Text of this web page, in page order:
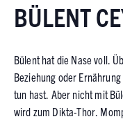
BÜLENT
Bülent hat die Nase voll.
Beziehung oder
tun hast. Aber nicht mit
wird zum Dikta-Thor.